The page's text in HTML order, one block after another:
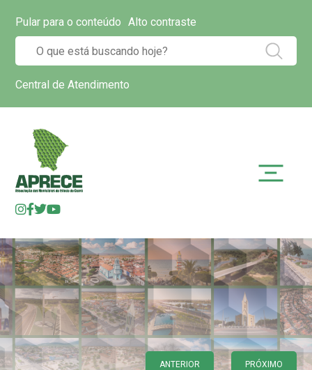
Pular para o conteúdo Alto contraste
Central de Atendimento
ANTERIOR PRÓXIMO